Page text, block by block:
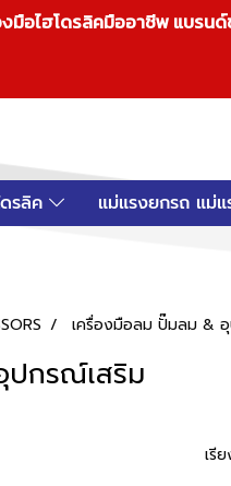
อไฮโดรลิคมืออาชีพ แบร
รลิค แม่แรงยกรถ แม่แ
เครื่องมือลม ปั๊มลม &
ปกรณ์เสริม
เรี